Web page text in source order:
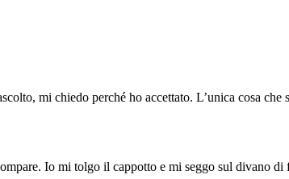
mi chiedo perché ho accettato. L’unica cosa che
Io mi tolgo il cappotto e mi seggo sul divano di